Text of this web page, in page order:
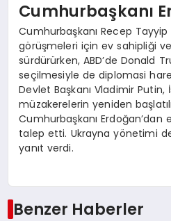
Cumhurbaşkanı
Cumhurbaşkanı Recep Tayyip
görüşmeleri için ev sahipliği
sürdürürken, ABD’de Donald
seçilmesiyle de diplomasi
Devlet Başkanı Vladimir Putin,
müzakerelerin yeniden
Cumhurbaşkanı Erdoğan’dan
talep etti. Ukrayna yönetimi
yanıt verdi.
Benzer Haberler